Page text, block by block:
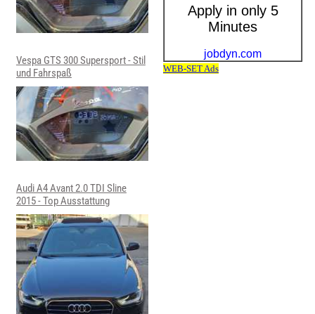
Vespa GTS 300 Supersport - Stil
und Fahrspaß
Audi A4 Avant 2.0 TDI Sline
2015 - Top Ausstattung